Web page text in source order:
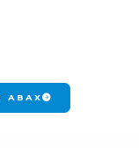
АВАХ